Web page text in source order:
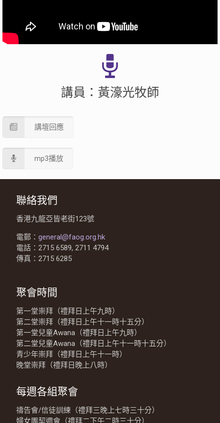
講員：黃濠光牧師
講壇回應
mp3播放
聯絡我們
香港九龍亞皆老街123號
電郵： general@faog.org.hk
電話：2715 6589, 2711 4794
傳真：2715 6285
聚會時間
第一堂崇拜（禮拜日上午九時）
第二堂崇拜（禮拜日上午十一時十五分）
第一堂兒童Awana（禮拜日上午九時）
第二堂兒童Awana（禮拜日上午十一時十五分）
青少年崇拜（禮拜日上午十一時）
晚堂崇拜（禮拜日晚上八時）
每週各組聚會
禱告會/信徒訓練（禮拜三晚上七時三十分）
婦女團契週會（禮拜二下午二時三十分）